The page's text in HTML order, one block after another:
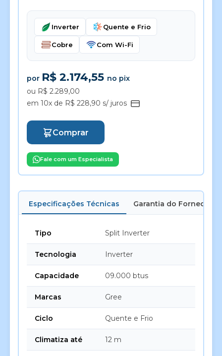
Inverter Quente e Frio
Cobre Com Wi-Fi
por R$ 2.174,55 no pix
ou R$ 2.289,00
em 10x de R$ 228,90 s/ juros
Comprar
Fale com um Especialista
Especificações Técnicas Garantia do Fornecedor
Tipo Split Inverter
Tecnologia Inverter
Capacidade 09.000 btus
Marcas Gree
Ciclo Quente e Frio
Climatiza até 12 m